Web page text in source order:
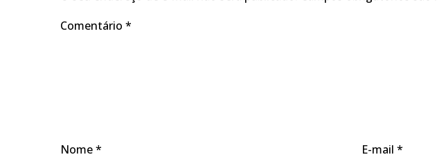
Comentário *
Nome* E-mail *